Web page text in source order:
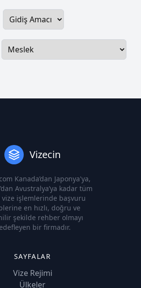
Vizecin
Kanada’dan Japonya'ya,
Avustralya’ya kadar tüm
vize işlemlerinde başvuru
en hızlı, doğru ve
şekilde rehber olmayı
bir firmadır.
SAYFALAR
Vize Rejimi
Ülkeler